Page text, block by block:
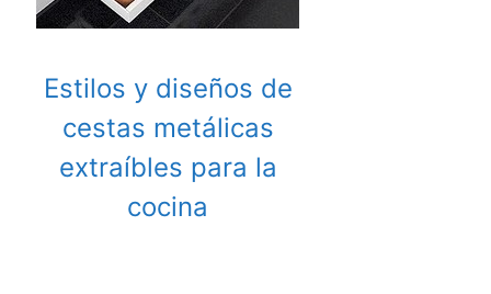
Estilos y diseños de
cestas metálicas
extraíbles para la
cocina